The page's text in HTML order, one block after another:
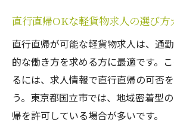
直行直帰OKな軽貨物求人の選び方
直行直帰が可能な軽貨物求人は、通
的な働き方を求める方に最適です。
るには、求人情報で直行直帰の可否
う。東京都国立市では、地域密着型
帰を許可している場合が多いです。